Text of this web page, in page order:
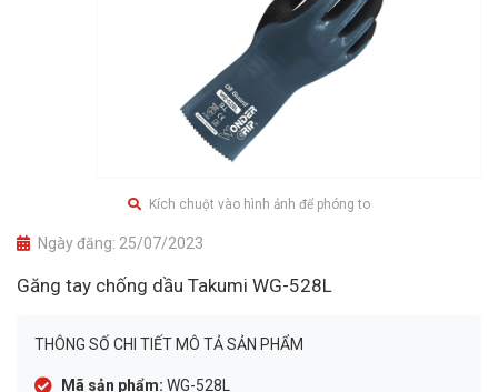
Kích chuột vào hình ảnh để phóng to
Ngày đăng: 25/07/2023
Găng tay chống dầu Takumi WG-528L
THÔNG SỐ CHI TIẾT MÔ TẢ SẢN PHẨM
Mã sản phẩm: WG-528L